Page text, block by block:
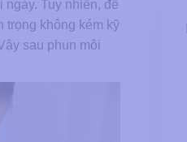
Tuy nhiên, để
trọng không kém kỹ
sau phun môi